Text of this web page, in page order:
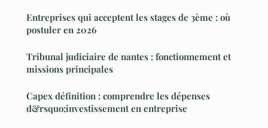
Entreprises qui acceptent les stages de 3ème : où
postuler en 2026
Tribunal judiciaire de nantes : fonctionnement et
missions principales
Capex définition : comprendre les dépenses
d&rsquo;investissement en entreprise